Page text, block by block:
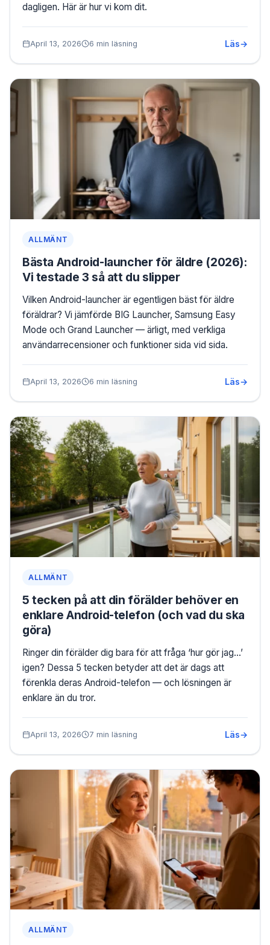
dagligen. Här är hur vi kom dit.
April 13, 2026 6 min läsning Läs
ALLMÄNT
Bästa Android-launcher för äldre (2026):
Vi testade 3 så att du slipper
Vilken Android-launcher är egentligen bäst för äldre
föräldrar? Vi jämförde BIG Launcher, Samsung Easy
Mode och Grand Launcher — ärligt, med verkliga
användarrecensioner och funktioner sida vid sida.
April 13, 2026 6 min läsning Läs
ALLMÄNT
5 tecken på att din förälder behöver en
enklare Android-telefon (och vad du ska
göra)
Ringer din förälder dig bara för att fråga ‘hur gör jag…’
igen? Dessa 5 tecken betyder att det är dags att
förenkla deras Android-telefon — och lösningen är
enklare än du tror.
April 13, 2026 7 min läsning Läs
ALLMÄNT